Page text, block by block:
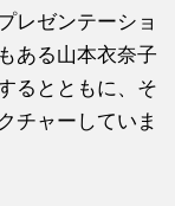
レゼンテーショ
ある山本衣奈子
るとともに、そ
チャーしていま